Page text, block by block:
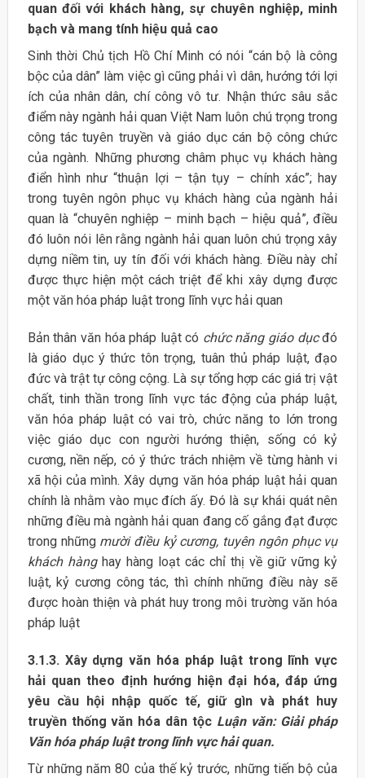
quan đối với khách hàng, sự chuyên nghiệp, minh
bạch và mang tính hiệu quả cao
Sinh thời Chủ tịch Hồ Chí Minh có nói “cán bộ là công
bộc của dân” làm việc gì cũng phải vì dân, hướng tới lợi
ích của nhân dân, chí công vô tư. Nhận thức sâu sắc
điểm này ngành hải quan Việt Nam luôn chú trọng trong
công tác tuyên truyền và giáo dục cán bộ công chức
của ngành. Những phương châm phục vụ khách hàng
điển hình như “thuận lợi – tận tụy – chính xác”; hay
trong tuyên ngôn phục vụ khách hàng của ngành hải
quan là “chuyên nghiệp – minh bạch – hiệu quả”, điều
đó luôn nói lên rằng ngành hải quan luôn chú trọng xây
dựng niềm tin, uy tín đối với khách hàng. Điều này chỉ
được thực hiện một cách triệt để khi xây dựng được
một văn hóa pháp luật trong lĩnh vực hải quan
Bản thân văn hóa pháp luật có chức năng giáo dụcđó
là giáo dục ý thức tôn trọng, tuân thủ pháp luật, đạo
đức và trật tự công cộng. Là sự tổng hợp các giá trị vật
chất, tinh thần trong lĩnh vực tác động của pháp luật,
văn hóa pháp luật có vai trò, chức năng to lớn trong
việc giáo dục con người hướng thiện, sống có kỷ
cương, nền nếp, có ý thức trách nhiệm về từng hành vi
xã hội của mình. Xây dựng văn hóa pháp luật hải quan
chính là nhằm vào mục đích ấy. Đó là sự khái quát nên
những điều mà ngành hải quan đang cố gắng đạt được
trong những mười điều kỷ cương, tuyên ngôn phục vụ
khách hànghay hàng loạt các chỉ thị về giữ vững kỷ
luật, kỷ cương công tác, thì chính những điều này sẽ
được hoàn thiện và phát huy trong môi trường văn hóa
pháp luật
3.1.3. Xây dựng văn hóa pháp luật trong lĩnh vực
hải quan theo định hướng hiện đại hóa, đáp ứng
yêu cầu hội nhập quốc tế, giữ gìn và phát huy
truyền thống văn hóa dân tộc Luận văn: Giải pháp
Văn hóa pháp luật trong lĩnh vực hải quan.
Từ những năm 80 của thế kỷ trước, những tiến bộ của